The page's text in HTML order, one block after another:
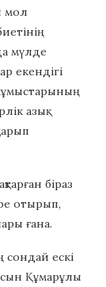
мол
мүлде
екендігі
азық
біраз
отырып,
ғана.
сондай ескі
Құмарұлы